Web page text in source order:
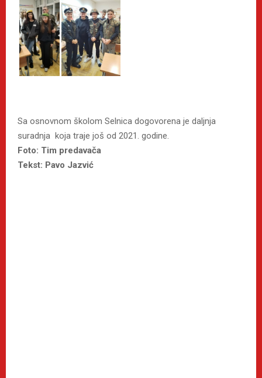
Sa osnovnom školom Selnica dogovorena je daljnja
suradnja koja traje još od 2021. godine.
Foto: Tim predavača
Tekst: Pavo Jazvić